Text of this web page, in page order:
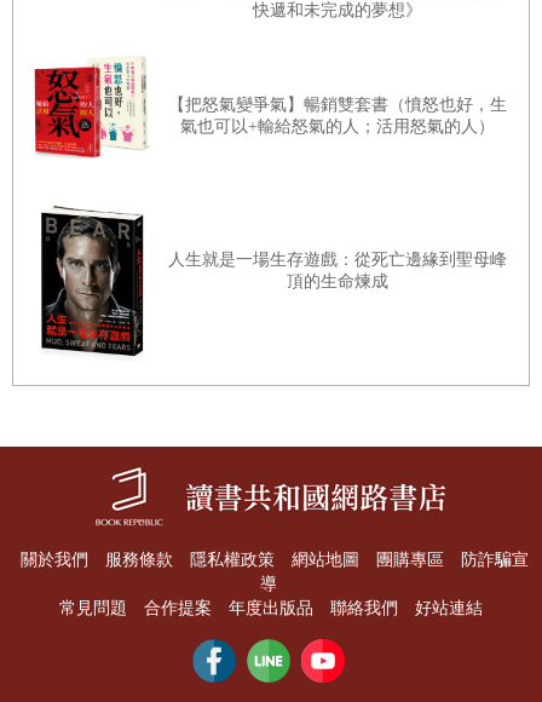
26 以「幫我做好嗎？」代替「幫我做～」就能變身成體貼的
27 從右側靠近主管，令他心情輕鬆對你疼愛有加
28 不累積工作壓力的祕訣：思考迴路定著
30 面對機車主管，就以面帶微笑來攻擊
31 成功率50%的工作任務，激發出百分之百的幹勁
32 分享自己的事情，打開後輩的內心
33 要爭取機會或否定他人時，就慢一點出拳
34 用「我」來當主詞，收服囂張的部屬
第四章 迎向終極致勝的自我暗示術
35 想成功的話，就按下樂觀的開關
36 持之以恆達成伸手可及的小小夢想
37 每天讚美自己，不斷讚美不斷讚美
38 讓夢想成真的魔法：完成式的效果
快遞和未完成的夢想》
【把怒氣變爭氣】暢銷雙套書（憤怒也好，生
氣也可以+輸給怒氣的人；活用怒氣的人）
人生就是一場生存遊戲：從死亡邊緣到聖母峰
頂的生命煉成
關於我們 服務條款 隱私權政策 網站地圖 團購專區
防詐騙宣
導
常見問題
合作提案 年度出版品 聯絡我們 好站連結